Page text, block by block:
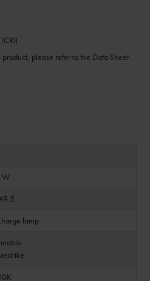
please refer to the Data Sheet
W
lamp